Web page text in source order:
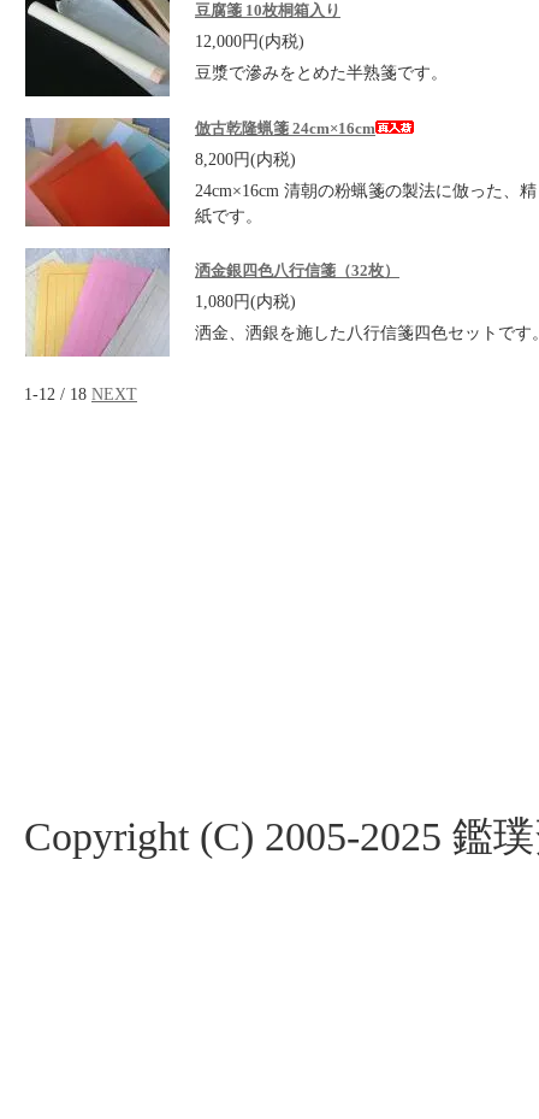
豆腐箋 10枚桐箱入り
12,000円(内税)
豆漿で滲みをとめた半熟箋です。
倣古乾隆蝋箋 24cm×16cm
8,200円(内税)
24cm×16cm 清朝の粉蝋箋の製法に倣った、
紙です。
洒金銀四色八行信箋（32枚）
1,080円(内税)
洒金、洒銀を施した八行信箋四色セットです
1-12 / 18 NEXT
Copyright (C) 2005-2025 鑑